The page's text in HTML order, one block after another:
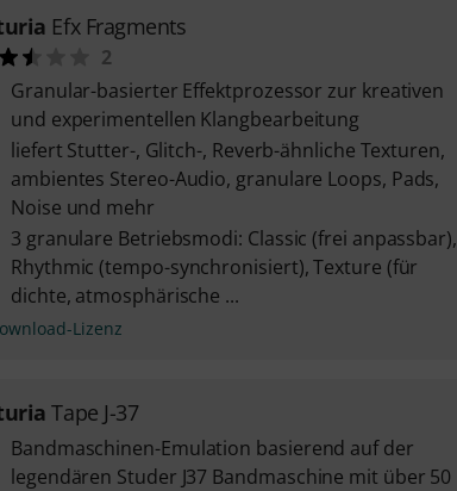
Efx Fragments
2
Granular-basierter Effektprozessor zur kreativen
und experimentellen Klangbearbeitung
liefert Stutter-, Glitch-, Reverb-ähnliche Texturen,
ambientes Stereo-Audio, granulare Loops, Pads,
Noise und mehr
3 granulare Betriebsmodi: Classic (frei anpassbar),
Rhythmic (tempo-synchronisiert), Texture (für
dichte, atmosphärische ...
Lizenz
Tape J-37
Bandmaschinen-Emulation basierend auf der
legendären Studer J37 Bandmaschine mit über 50